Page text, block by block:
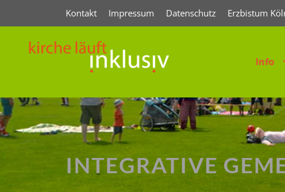
Kontakt Impressum Datenschutz Erzbistum
Info
INTEGRATIVE